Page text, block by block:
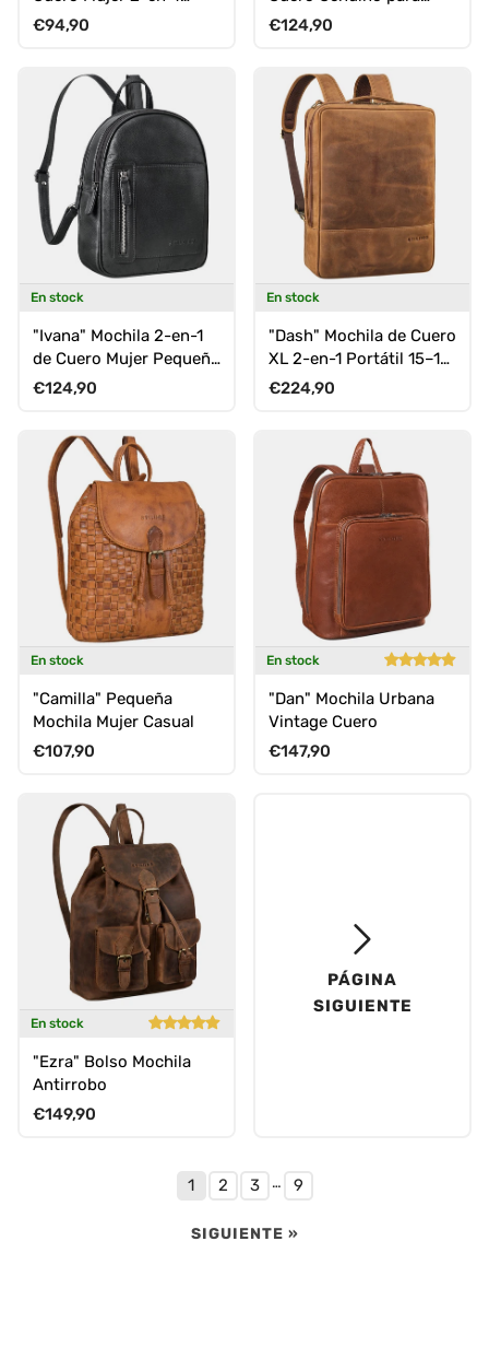
Mochila y Bandolera
Precio normal
€94,90
Mujer Vintage
Precio normal
€124,90
En stock
"Ivana" Mochila 2-en-1
de Cuero Mujer Pequeña
Sling Antirrobo
Precio normal
€124,90
En stock
"Dash" Mochila de Cuero
XL 2-en-1 Portátil 15–16
Pulgadas Unisex
Precio normal
€224,90
En stock
"Camilla" Pequeña
Mochila Mujer Casual
Precio normal
€107,90
En stock
"Dan" Mochila Urbana
Vintage Cuero
Precio normal
€147,90
En stock
"Ezra" Bolso Mochila
Antirrobo
Precio normal
€149,90
PÁGINA
SIGUIENTE
1 2 3 … 9
SIGUIENTE »